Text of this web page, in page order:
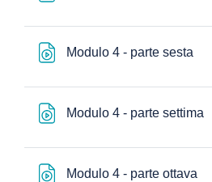
Modulo 4 - parte sesta
Modulo 4 - parte settima
Modulo 4 - parte ottava